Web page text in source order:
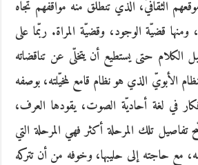
الثقافيّ، الذي تنطلق منه مواقفهم تجاه
ومنها قضيّة الوجود، وقضيّة المراة. ربّما على
الكلام حتى يستطيع أن يتخلّى عن تناقضاته
الأبويّ الذي هو نظام قامع لمخيّلته، بوصفه
في لغة أحاديّة الصوت، يقودها العرف،
تفاصيل تلك المرحلة أكثر فهي المرحلة التي
مع حاجته إلى حليبها، وخوفه من أن تتركه